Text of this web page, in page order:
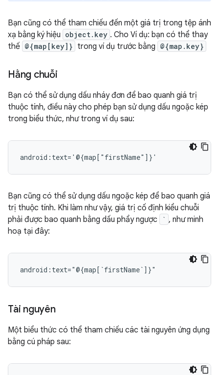
Bạn cũng có thể tham chiếu đến một giá trị trong tệp ánh
xạ bằng ký hiệu object.key . Cho Ví dụ: bạn có thể thay
thế @{map[key]} trong ví dụ trước bằng @{map.key}
Hằng chuỗi
Bạn có thể sử dụng dấu nháy đơn để bao quanh giá trị
thuộc tính, điều này cho phép bạn sử dụng dấu ngoặc kép
trong biểu thức, như trong ví dụ sau:
Bạn cũng có thể sử dụng dấu ngoặc kép để bao quanh giá
trị thuộc tính. Khi làm như vậy, giá trị cố định kiểu chuỗi
phải được bao quanh bằng dấu phẩy ngược
` , như minh
hoạ tại đây:
Tài nguyên
Một biểu thức có thể tham chiếu các tài nguyên ứng dụng
bằng cú pháp sau: